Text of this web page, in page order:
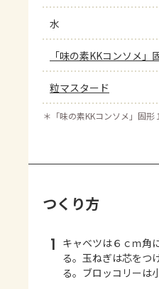
水
「味の素KKコンソメ」
粒マスタード
＊ 「味の素KKコンソメ」固
つくり方
1 キャベツは６ｃｍ角
る。玉ねぎは芯をつ
る。ブロッコリーは